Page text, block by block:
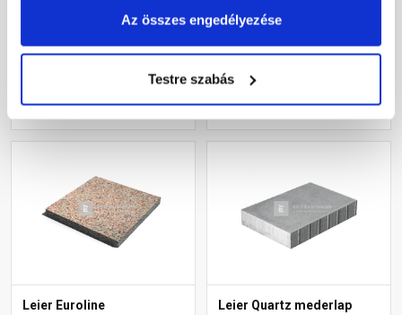
Az összes engedélyezése
Testre szabás
43 375 Ft / m2 43 375 Ft / m2
Leier Euroline
Leier Quartz mederlap